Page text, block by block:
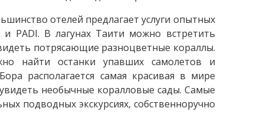
отелей предлагает услуги опытных
PADI. В лагунах Таити можно встретить
потрясающие разноцветные кораллы.
найти останки упавших самолетов и
располагается самая красивая в мире
необычные коралловые сады. Самые
подводных экскурсиях, собственноручно